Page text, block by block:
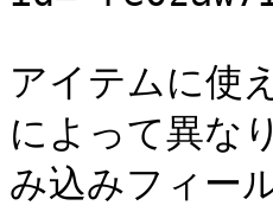
アイテムに使
によって異な
み込みフィー